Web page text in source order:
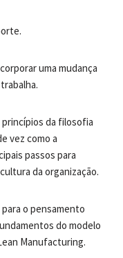
uma mudança
da filosofia
vez como a
passos para
da organização.
o pensamento
do modelo
Manufacturing.